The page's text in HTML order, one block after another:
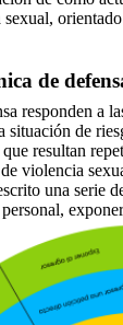
de
responden a
situación de
resultan
violencia
una serie